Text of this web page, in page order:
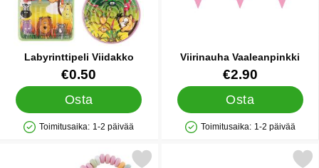
Labyrinttipeli Viidakko
Tuote.nro 12480
€0.50
Osta
Saatavuus: Varastossa
Toimitusaika: 1-2 päivää
Viirinauha Vaaleanpinkki
Tuote.nro 9978€2.90
Osta
Saatavuus: Varastossa
Toimitusaika: 1-2 päivää
Merkitse karkkikaulanauha suosikiksiMerkitse tähdenmuotoiset